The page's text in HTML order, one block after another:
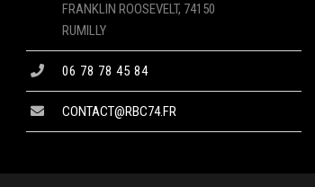
FRANKLIN ROOSEVELT, 74150
RUMILLY
06 78 78 45 84
CONTACT@RBC74.FR